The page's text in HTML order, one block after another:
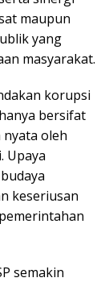
maupun
yang
masyarakat.
korupsi
bersifat
oleh
Upaya
keseriusan
semakin